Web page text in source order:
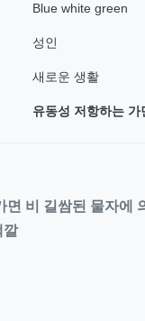
Blue white green
성인
새로운 생활
유동성 저항하는 가
면 비 길쌈된 물자에
깔